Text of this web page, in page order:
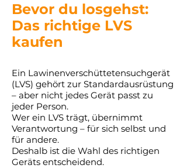
Bevor du losgehst:
Das richtige LVS
kaufen
Ein Lawinenverschüttetensuchgerät
(LVS) gehört zur Standardausrüstung
– aber nicht jedes Gerät passt zu
jeder Person.
Wer ein LVS trägt, übernimmt
Verantwortung – für sich selbst und
für andere.
Deshalb ist die Wahl des richtigen
Geräts entscheidend.